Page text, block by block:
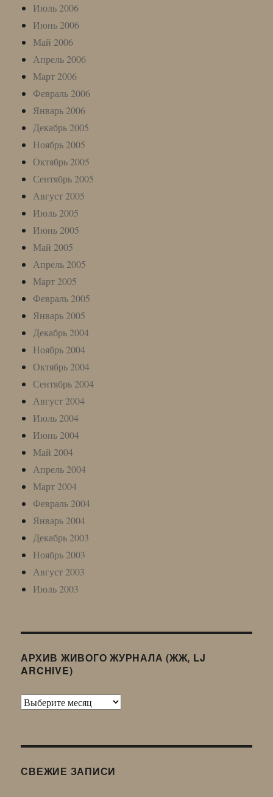
Июль 2006
Июнь 2006
Май 2006
Апрель 2006
Март 2006
Февраль 2006
Январь 2006
Декабрь 2005
Ноябрь 2005
Октябрь 2005
Сентябрь 2005
Август 2005
Июль 2005
Июнь 2005
Май 2005
Апрель 2005
Март 2005
Февраль 2005
Январь 2005
Декабрь 2004
Ноябрь 2004
Октябрь 2004
Сентябрь 2004
Август 2004
Июль 2004
Июнь 2004
Май 2004
Апрель 2004
Март 2004
Февраль 2004
Январь 2004
Декабрь 2003
Ноябрь 2003
Август 2003
Июль 2003
АРХИВ ЖИВОГО ЖУРНАЛА (ЖЖ, LJ
ARCHIVE)
Архив
LJ
СВЕЖИЕ ЗАПИСИ